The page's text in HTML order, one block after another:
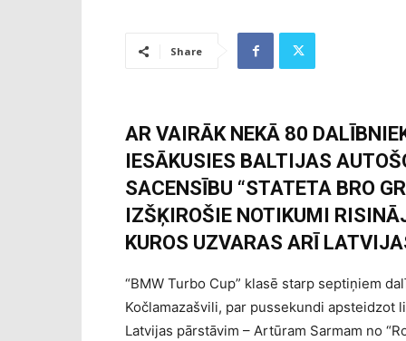
Share
AR VAIRĀK NEKĀ 80
IESĀKUSIES BALTIJAS
SACENSĪBU “STATETA BRO
IZŠĶIROŠIE NOTIKUMI
KUROS UZVARAS ARĪ
“BMW Turbo Cup” klasē starp septiņiem
Kočlamazašvili, par pussekundi apsteidzot
Latvijas pārstāvim – Artūram Sarmam no